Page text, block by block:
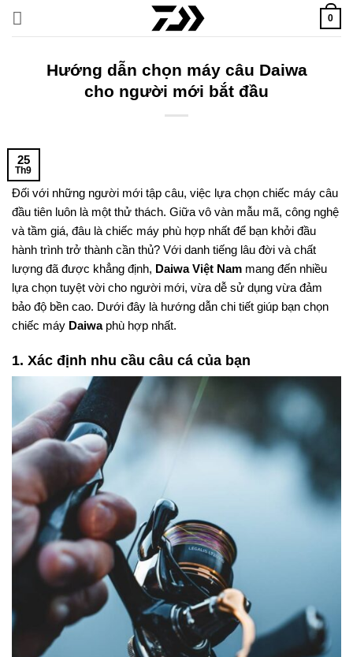
qua
0
Hướng dẫn chọn máy câu Daiwa
cho người mới bắt đầu
25
Th9
Đối với những người mới tập câu, việc lựa chọn chiếc máy câu
đầu tiên luôn là một thử thách. Giữa vô vàn mẫu mã, công nghệ
và tầm giá, đâu là chiếc máy phù hợp nhất để bạn khởi đầu
hành trình trở thành cần thủ? Với danh tiếng lâu đời và chất
lượng đã được khẳng định, Daiwa Việt Nam mang đến nhiều
lựa chọn tuyệt vời cho người mới, vừa dễ sử dụng vừa đảm
bảo độ bền cao. Dưới đây là hướng dẫn chi tiết giúp bạn chọn
chiếc máy Daiwaphù hợp nhất.
1. Xác định nhu cầu câu cá của bạn